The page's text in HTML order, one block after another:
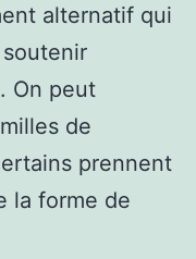
alternatif qui
On peut
de
prennent
la forme de